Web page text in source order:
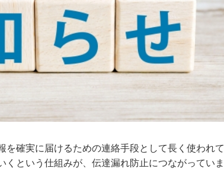
を確実に届けるための連絡手段として長く使われて
くという仕組みが、伝達漏れ防止につながっていま